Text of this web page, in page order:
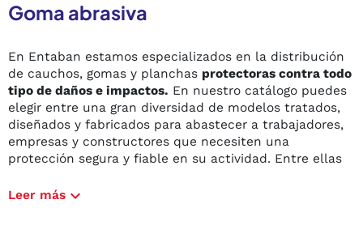
Goma abrasiva
En Entaban estamos especializados en la distribución
de cauchos, gomas y planchas protectoras contra todo
tipo de daños e impactos. En nuestro catálogo puedes
elegir entre una gran diversidad de modelos tratados,
diseñados y fabricados para abastecer a trabajadores,
empresas y constructores que necesiten una
protección segura y fiable en su actividad. Entre ellas
Leer más expand_more